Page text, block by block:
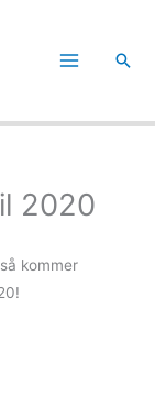
Sök
2020
kommer